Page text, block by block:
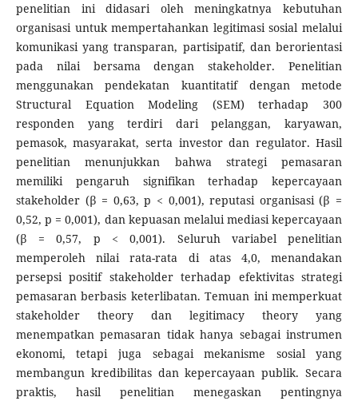
penelitian ini didasari oleh meningkatnya kebutuhan
organisasi untuk mempertahankan legitimasi sosial melalui
komunikasi yang transparan, partisipatif, dan berorientasi
pada nilai bersama dengan stakeholder. Penelitian
menggunakan pendekatan kuantitatif dengan metode
Structural Equation Modeling (SEM) terhadap 300
responden yang terdiri dari pelanggan, karyawan,
pemasok, masyarakat, serta investor dan regulator. Hasil
penelitian menunjukkan bahwa strategi pemasaran
memiliki pengaruh signifikan terhadap kepercayaan
stakeholder (β = 0,63, p < 0,001), reputasi organisasi (β =
0,52, p = 0,001), dan kepuasan melalui mediasi kepercayaan
(β = 0,57, p < 0,001). Seluruh variabel penelitian
memperoleh nilai rata-rata di atas 4,0, menandakan
persepsi positif stakeholder terhadap efektivitas strategi
pemasaran berbasis keterlibatan. Temuan ini memperkuat
stakeholder theory dan legitimacy theory yang
menempatkan pemasaran tidak hanya sebagai instrumen
ekonomi, tetapi juga sebagai mekanisme sosial yang
membangun kredibilitas dan kepercayaan publik. Secara
praktis, hasil penelitian menegaskan pentingnya